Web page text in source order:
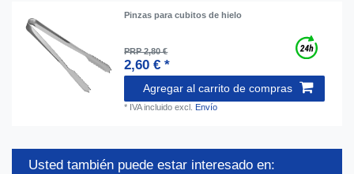
Pinzas para cubitos de hielo
PRP 2,80 €
2,60 € *
Agregar al carrito de compras
* IVA incluido excl. Envío
Usted también puede estar interesado en: